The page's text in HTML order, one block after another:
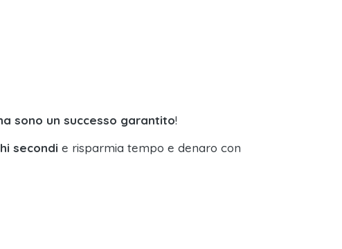
sono un successo garantito!
secondi e risparmia tempo e denaro con